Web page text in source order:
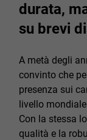
durata,
su brevi
A metà degli
convinto che
presenza sui
livello
Con la stessa
qualità e la